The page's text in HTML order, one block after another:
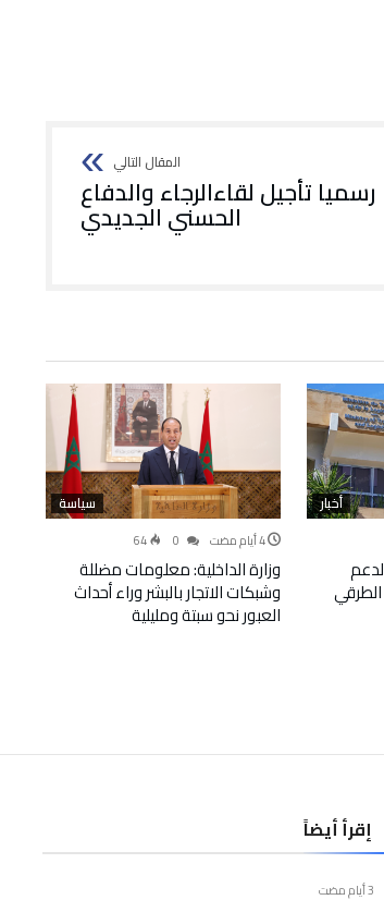
رسميا تأجيل لقاءالرجاء والدفاع
الحسني الجديدي
أخبار سياسة
64
وزارة الداخلية: معلومات مضللة
وشبكات الاتجار بالبشر وراء أحداث
العبور نحو سبتة ومليلية
إقرأ أيضاً